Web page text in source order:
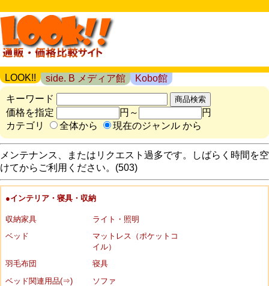
LOOK!! side. B メディア館
Kobo館
キーワード
価格を指定
円～
円
カテゴリ
全体から 現在のジャンル から
メンテナンス、またはリクエスト過多です。しばらく時間を空
けてからご利用ください。(503)
●インテリア・寝具・収納
収納家具
ライト・照明
ベッド
マットレス（ポケットコ
イル）
羽毛布団
寝具
ベッド関連用品(⇒)
ソファ